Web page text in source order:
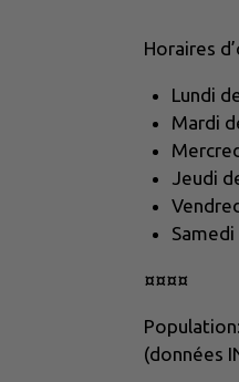
Horaires
Lundi
Mardi
Jeudi
¤¤¤¤
(données